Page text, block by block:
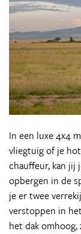
In een luxe 4x4
vliegtuig of je
chauffeur, kan jij
opbergen in de
je er twee
verstoppen in
het dak